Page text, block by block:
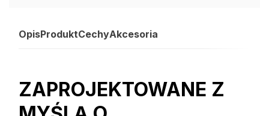
OpisProduktCechyAkcesoria
ZAPROJEKTOWANE Z